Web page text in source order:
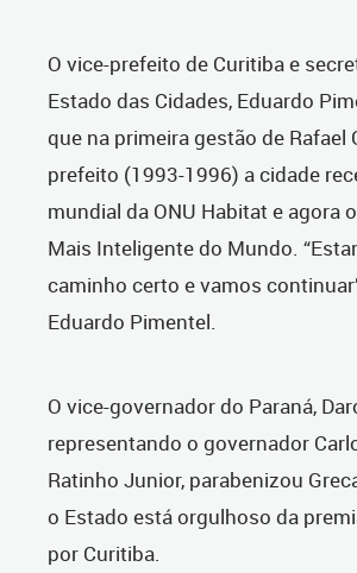
O vice-prefeito de Curitiba e
Estado das Cidades, Eduardo
que na primeira gestão de Rafael
prefeito (1993-1996) a cidade
mundial da ONU Habitat e agora
Mais Inteligente do Mundo.
caminho certo e vamos
Eduardo Pimentel.
O vice-governador do Paraná,
representando o governador
Ratinho Junior, parabenizou
o Estado está orgulhoso da
por Curitiba.